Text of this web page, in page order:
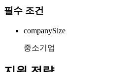
필수 조건
companySize
중소기업